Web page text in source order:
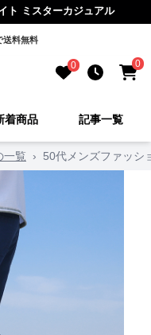
ト ミスターカジュアル
送料無料
0 0
着商品 記事一覧
一覧 › 50代メンズファッ